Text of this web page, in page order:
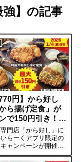
】の記事
円】から好し
ら揚げ定食」が
で150円引き！年
ガッツリ飯に
門店「から好し」に
らーくアプリ限定の
ャンペーンが開催さ
。2026年1月4日